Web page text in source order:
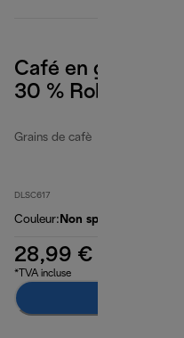
Café en grains
30 % Robusta, 1
Grains de cafè
DLSC617
Couleur: Non spécifié
28,99 €
*TVA incluse